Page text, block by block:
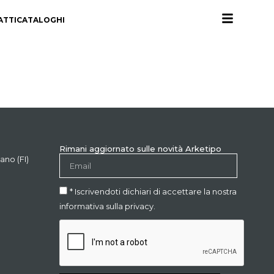
CATALOGHI
(FI)
Rimani aggiornato sulle novità Arketipo
* Iscrivendoti dichiari di accettare la nostra
informativa sulla privacy.